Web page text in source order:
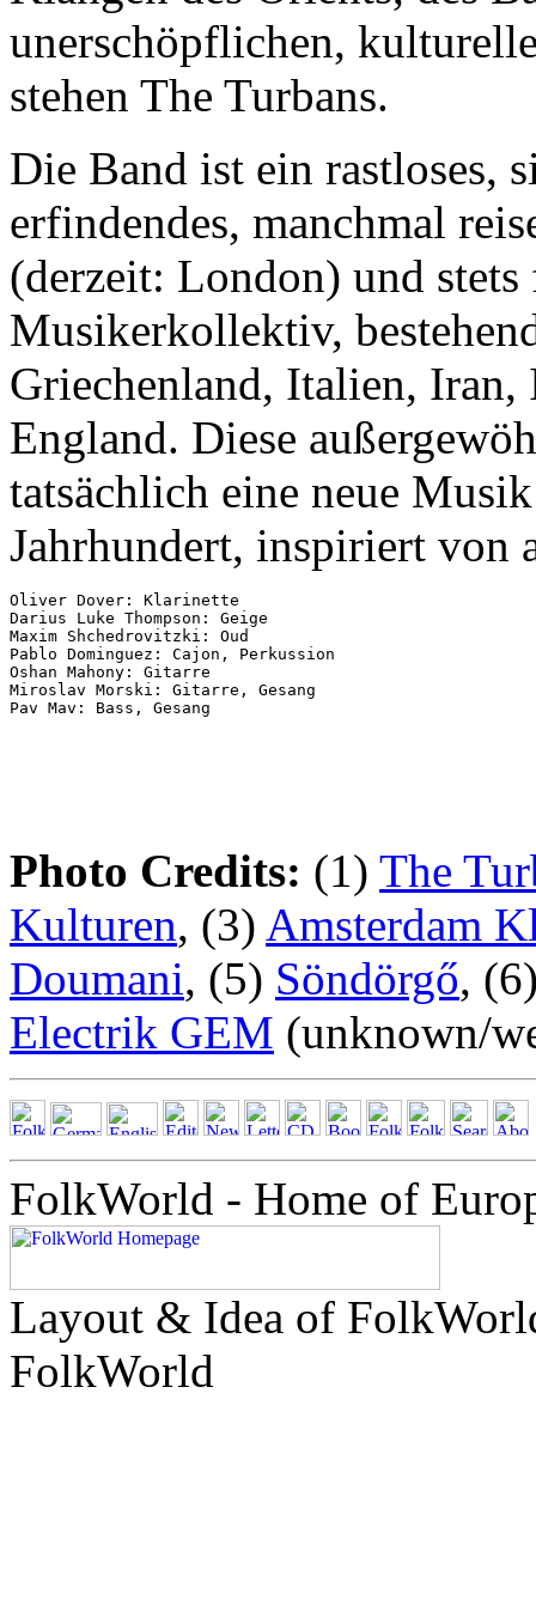
unerschöpflichen,
stehen The Turbans.
Die Band ist ein rastloses,
erfindendes, manchmal
(derzeit: London) und
Musikerkollektiv,
Griechenland, Italien,
England. Diese
tatsächlich eine neue
Jahrhundert, inspiriert von
Oliver Dover: Klarinette
Darius Luke Thompson: Geige
Maxim Shchedrovitzki: Oud
Pablo Dominguez: Cajon, Perkussion
Oshan Mahony: Gitarre
Miroslav Morski: Gitarre, Gesang
Photo Credits: (1) The
Kulturen, (3) Amsterdam
Doumani, (5) Söndörgő,
Electrik GEM (unknown/
FolkWorld - Home of
Layout & Idea of
FolkWorld